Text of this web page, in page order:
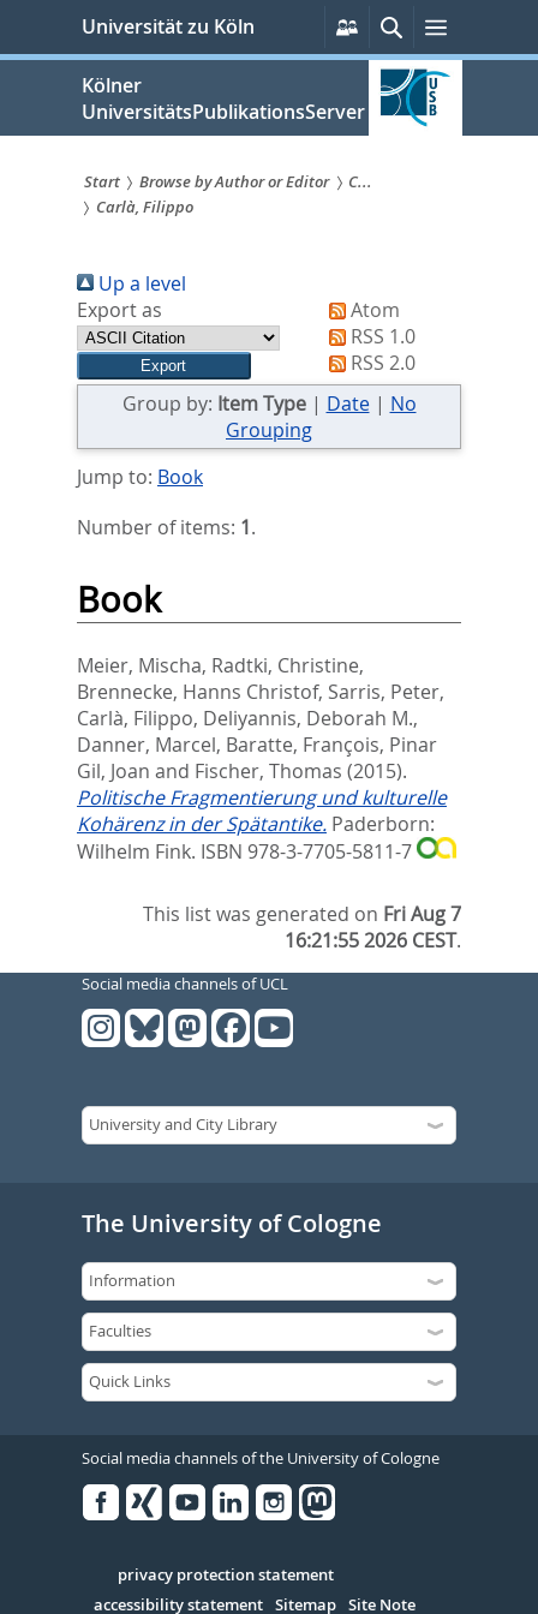
springen
Universität zu Köln
Persönliche
Services
SucheMenü
Kölner
UniversitätsPublikationsServer
Sie
sind
hier:
Start Browse by Author or Editor
C...
Carlà, Filippo
Up a level
Export as
Atom
RSS 1.0
RSS 2.0
Group by: Item Type| Date| No
Grouping
Jump to: Book
Number of items: 1.
Book
Meier, Mischa, Radtki, Christine,
Brennecke, Hanns Christof, Sarris, Peter,
Carlà, Filippo, Deliyannis, Deborah M.,
Danner, Marcel, Baratte, François, Pinar
Gil, Joan and Fischer, Thomas (2015).
Politische Fragmentierung und kulturelle
Kohärenz in der Spätantike. Paderborn:
Wilhelm Fink. ISBN 978-3-7705-5811-7
This list was generated on Fri Aug 7
16:21:55 2026 CEST.
Social media channels of UCL
The University of Cologne
Social media channels of the University of Cologne
Serivce
privacy protection statement
accessibility statement Sitemap Site Note